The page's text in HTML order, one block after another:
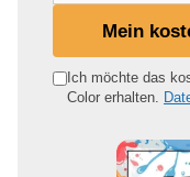
e
Mein
Ich möchte das
Color erhalten.